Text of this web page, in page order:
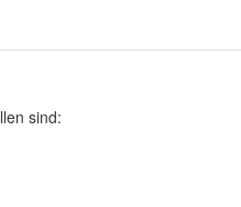
sind: